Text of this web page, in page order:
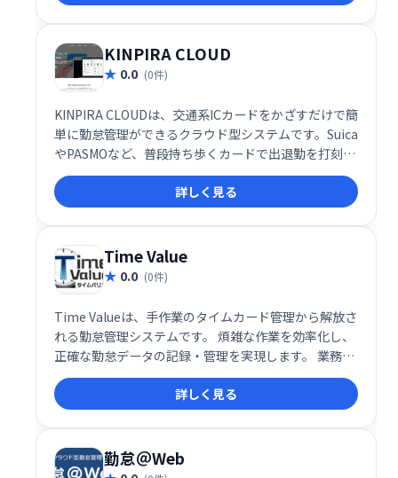
KINPIRA CLOUD
0.0 (0件)
KINPIRA CLOUDは、交通系ICカードをかざすだけで簡
単に勤怠管理ができるクラウド型システムです。Suica
やPASMOなど、普段持ち歩くカードで出退勤を打刻で
きます。登録スタッフ30名までは無料で利用可能で
す。面倒な操作がなく、スムーズな勤怠管理を実現し
ます。
詳しく見る
Time Value
0.0 (0件)
Time Valueは、手作業のタイムカード管理から解放さ
れる勤怠管理システムです。 煩雑な作業を効率化し、
正確な勤怠データの記録・管理を実現します。 業務の
効率化と精度の向上に貢献し、人事労務担当者の負担
を軽減します。
詳しく見る
勤怠＠Web